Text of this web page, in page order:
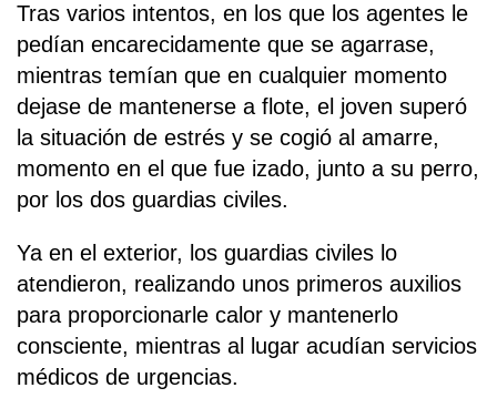
Tras varios intentos, en los que los agentes le
pedían encarecidamente que se agarrase,
mientras temían que en cualquier momento
dejase de mantenerse a flote, el joven superó
la situación de estrés y se cogió al amarre,
momento en el que fue izado, junto a su perro,
por los dos guardias civiles.
Ya en el exterior, los guardias civiles lo
atendieron, realizando unos primeros auxilios
para proporcionarle calor y mantenerlo
consciente, mientras al lugar acudían servicios
médicos de urgencias.